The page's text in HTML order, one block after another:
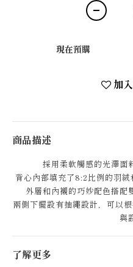
現在預購
加
商品描述
採用柔軟觸感的光澤面
背心內部填充了8:2比例的羽
外層和內襯的巧妙配色搭配
兩側下擺設有抽繩設計，可以
與
了解更多